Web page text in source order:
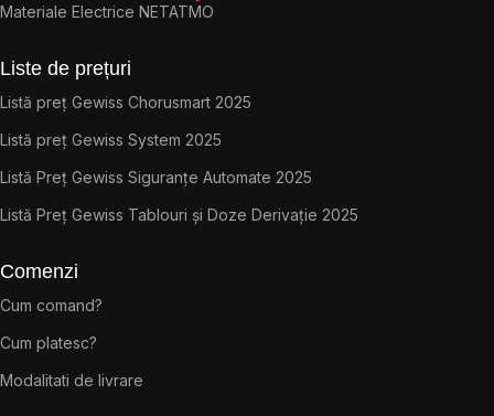
Materiale Electrice NETATMO
Liste de prețuri
Listă preț Gewiss Chorusmart 2025
Listă preț Gewiss System 2025
Listă Preț Gewiss Siguranțe Automate 2025
Listă Preț Gewiss Tablouri și Doze Derivație 2025
Comenzi
Cum comand?
Cum platesc?
Modalitati de livrare